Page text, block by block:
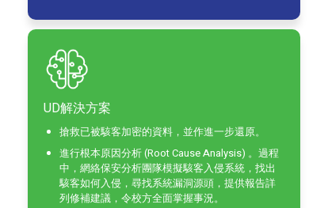
UD解決方案
搶救已被駭客加密的資料，並作進一步還原。
進行根本原因分析 (Root Cause Analysis) 。過程
中，網絡保安分析團隊模擬駭客入侵系統，找出
駭客如何入侵，尋找系統漏洞源頭，提供報告詳
列修補建議，令校方全面掌握事況。